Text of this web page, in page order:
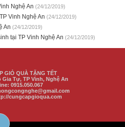
Nghệ An (24/12/2019)
Vinh Nghệ An (24/12/2019)
An (24/12/2019)
tại TP Vinh Nghệ An (24/12/2019)
GIỎ QUÀ TẶNG TẾT
Gia Tự, TP Vinh, Nghệ An
0915.050.067
cungcapgioqua.com